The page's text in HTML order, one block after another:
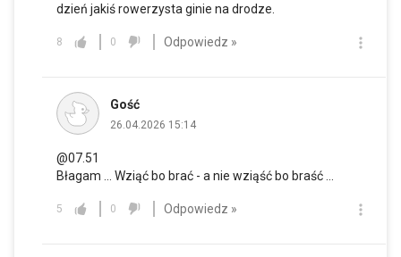
dzień jakiś rowerzysta ginie na drodze.
8 0 Odpowiedz »
Gość
26.04.2026 15:14
@07.51
Błagam ... Wziąć bo brać - a nie wziąść bo braść ...
5 0 Odpowiedz »